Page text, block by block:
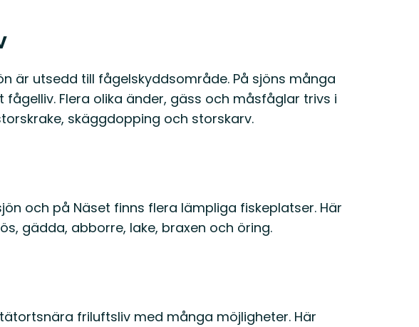
är utsedd till fågelskyddsområde. På sjöns många
Flera olika änder, gäss och måsfåglar trivs i
skäggdopping och storskarv.
och på Näset finns flera lämpliga fiskeplatser. Här
gädda, abborre, lake, braxen och öring.
friluftsliv med många möjligheter. Här